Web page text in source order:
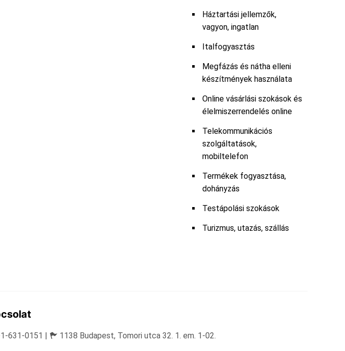
Háztartási jellemzők,
vagyon, ingatlan
Italfogyasztás
Megfázás és nátha elleni
készítmények használata
Online vásárlási szokások és
élelmiszerrendelés online
Telekommunikációs
szolgáltatások,
mobiltelefon
Termékek fogyasztása,
dohányzás
Testápolási szokások
Turizmus, utazás, szállás
631-0151 | 1138 Budapest, Tomori utca 32. 1. em. 1-02.